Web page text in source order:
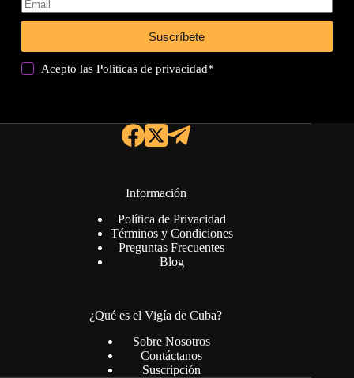
Suscríbete
Acepto lasPoliticas de privacidad*
Información
Política de Privacidad
Términos y Condiciones
Preguntas Frecuentes
Blog
¿Qué es el Vigía de Cuba?
Sobre Nosotros
Contáctanos
Suscripción